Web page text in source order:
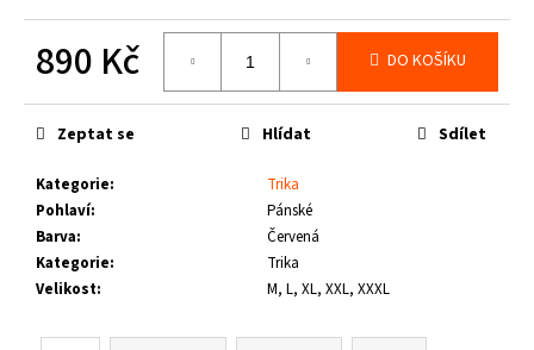
890 Kč
cena:
DO KOŠÍKU
Kategorie:
Trika
Pohlaví:
Pánské
Barva:
Červená
Kategorie:
Trika
Velikost: M, L, XL, XXL, XXXL
Zeptat se Hlídat Sdílet
u
m
PITBULL
WEST
COAST
VESTA
ECLIPSE